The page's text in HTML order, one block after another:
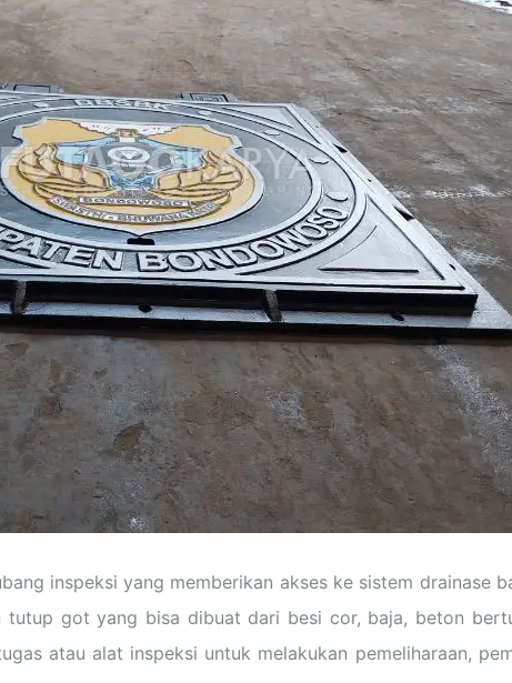
inspeksi yang memberikan akses ke sistem drainase
got yang bisa dibuat dari besi cor, baja, beton
atau alat inspeksi untuk melakukan pemeliharaan,